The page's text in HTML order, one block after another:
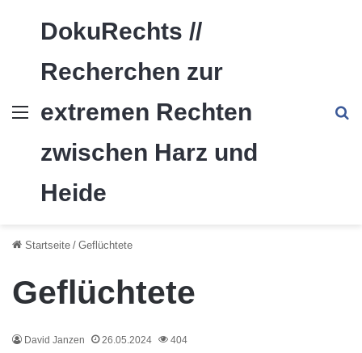
Menü
DokuRechts //
Recherchen zur
extremen Rechten
zwischen Harz und
Heide
Startseite / Geflüchtete
Geflüchtete
David Janzen 26.05.2024 404